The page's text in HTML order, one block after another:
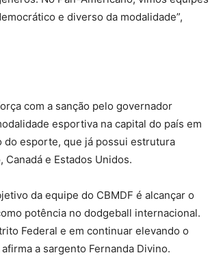
e diverso da modalidade”,
com a sanção pelo governador
esportiva na capital do país em
do esporte, que já possui estrutura
e Estados Unidos.
da equipe do CBMDF é alcançar o
potência no dodgeball internacional.
Federal e em continuar elevando o
a sargento Fernanda Divino.